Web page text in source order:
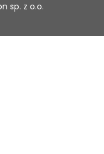
sp. z o.o.